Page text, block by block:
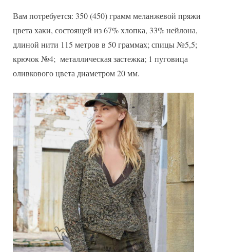
Вам потребуется: 350 (450) грамм меланжевой пряжи
цвета хаки, состоящей из 67% хлопка, 33% нейлона,
длиной нити 115 метров в 50 граммах; спицы №5,5;
крючок №4; металлическая застежка; 1 пуговица
оливкового цвета диаметром 20 мм.